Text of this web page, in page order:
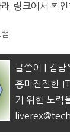
링크에서 확인
글쓴이 | 김남
흥미진진한
기 위한 노력